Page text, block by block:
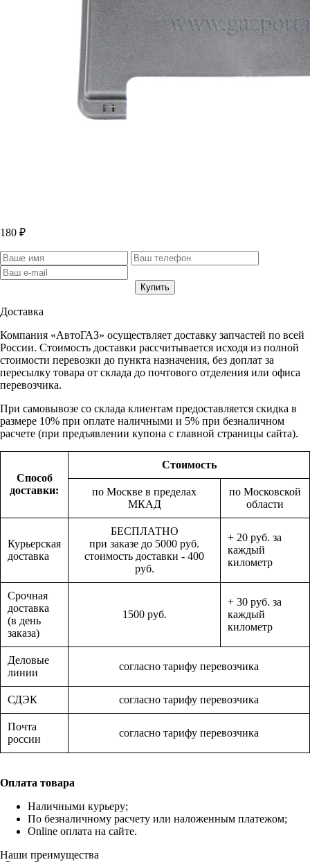
180 ₽
Доставка
Компания «АвтоГАЗ» осуществляет доставку запчастей по всей
России. Стоимость доставки рассчитывается исходя из полной
стоимости перевозки до пункта назначения, без доплат за
пересылку товара от склада до почтового отделения или офиса
перевозчика.
При самовывозе со склада клиентам предоставляется скидка в
размере 10% при оплате наличными и 5% при безналичном
расчете (при предъявлении купона с главной страницы сайта).
Способ
доставки:
Стоимость
по Москве в пределах
МКАД
по Московской
области
Курьерская
доставка
БЕСПЛАТНО
при заказе до 5000 руб.
стоимость доставки - 400
руб.
+ 20 руб. за
каждый
километр
Срочная
доставка
(в день
заказа)
1500 руб.
+ 30 руб. за
каждый
километр
Деловые
линии
согласно тарифу перевозчика
СДЭК согласно тарифу перевозчика
Почта
россии
согласно тарифу перевозчика
Оплата товара
Наличными курьеру;
По безналичному расчету или наложенным платежом;
Online оплата на сайте.
Наши преимущества